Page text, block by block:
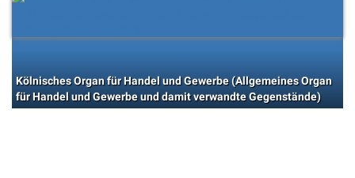
Kölnisches Organ für Handel und Gewerbe (Allgemeines Organ
für Handel und Gewerbe und damit verwandte Gegenstände)